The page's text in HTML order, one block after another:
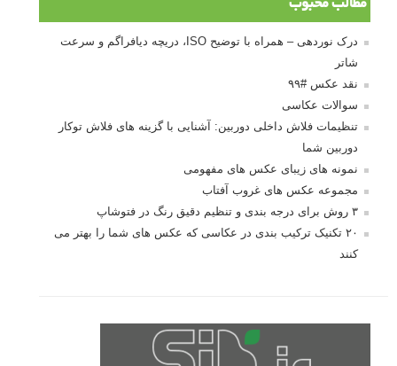
مطالب محبوب
درک نوردهی – همراه با توضیح ISO، دریچه دیافراگم و سرعت
شاتر
نقد عکس #۹۹
سوالات عکاسی
تنظیمات فلاش داخلی دوربین: آشنایی با گزینه های فلاش توکار
دوربین شما
نمونه های زیبای عکس های مفهومی
مجموعه عکس های غروب آفتاب
۳ روش برای درجه بندی و تنظیم دقیق رنگ در فتوشاپ
۲۰ تکنیک ترکیب بندی در عکاسی که عکس های شما را بهتر می
کنند